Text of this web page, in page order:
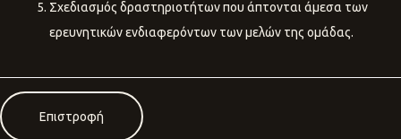
Σχεδιασμός δραστηριοτήτων που άπτονται άμεσα των
ερευνητικών ενδιαφερόντων των μελών της ομάδας.
Επιστροφή